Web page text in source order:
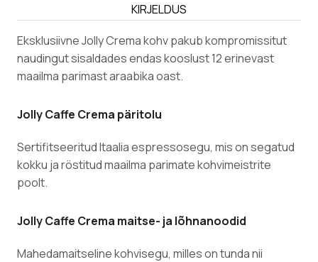
KIRJELDUS
Eksklusiivne Jolly Crema kohv pakub kompromissitut
naudingut sisaldades endas kooslust 12 erinevast
maailma parimast araabika oast.
Jolly Caffe Crema päritolu
Sertifitseeritud Itaalia espressosegu, mis on segatud
kokku ja röstitud maailma parimate kohvimeistrite
poolt.
Jolly Caffe Crema maitse- ja lõhnanoodid
Mahedamaitseline kohvisegu, milles on tunda nii